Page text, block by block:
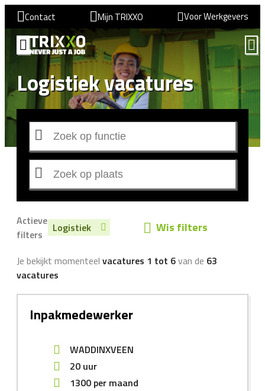
Contact Mijn TRIXXO Voor Werkgevers
Logistiek vacatures
Actieve
filters
Logistiek Wis filters
Je bekijkt momenteel vacatures 1 tot 6van de 63
vacatures
Inpakmedewerker
WADDINXVEEN
20 uur
1300 per maand